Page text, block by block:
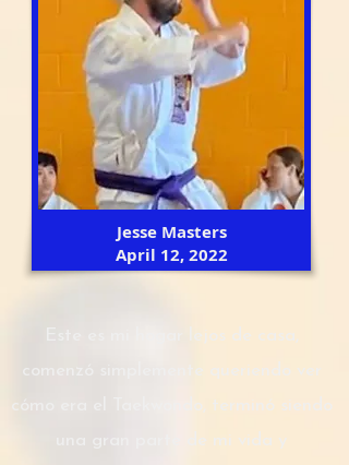
Jesse Masters
April 12, 2022
Este es mi hogar lejos de casa,
comenzó simplemente queriendo ver
cómo era el Taekwondo, terminó siendo
una gran parte de mi vida y